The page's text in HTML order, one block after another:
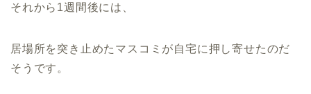
それから1週間後には、
居場所を突き止めたマスコミが自宅に押し寄せたのだ
そうです。